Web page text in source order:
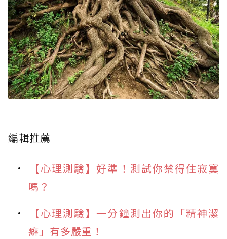
編輯推薦
【心理測驗】好準！測試你禁得住寂寞
嗎？
【心理測驗】一分鐘測出你的「精神潔
癖」有多嚴重！